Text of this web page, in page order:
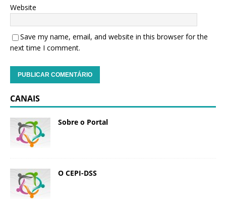
Website
Save my name, email, and website in this browser for the
next time I comment.
CANAIS
Sobre o Portal
O CEPI-DSS